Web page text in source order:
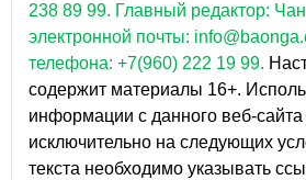
238 89 99. Главный редактор:
электронной почты:
телефона: +7(960) 222 19 99.
содержит материалы 16+.
информации с данного веб-
исключительно на следующих
текста необходимо указывать